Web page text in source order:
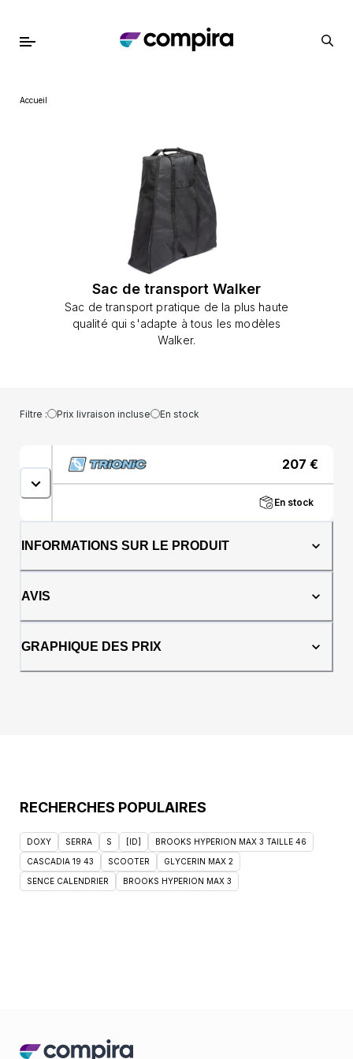
Accueil
Sac de transport Walker
Sac de transport pratique de la plus haute
qualité qui s'adapte à tous les modèles
Walker.
Filtre : Prix livraison incluse En stock
207 €
En stock
INFORMATIONS SUR LE PRODUIT
AVIS
GRAPHIQUE DES PRIX
RECHERCHES POPULAIRES
DOXY SERRA S [ID] BROOKS HYPERION MAX 3 TAILLE 46
CASCADIA 19 43 SCOOTER GLYCERIN MAX 2
SENCE CALENDRIER BROOKS HYPERION MAX 3